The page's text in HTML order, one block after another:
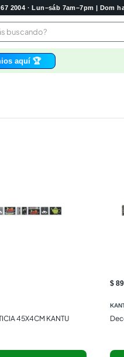
2004 · Lun–sáb 7am–7pm | Dom
buscando?
aquí 🏆
45X4CM KANTU
$
leche